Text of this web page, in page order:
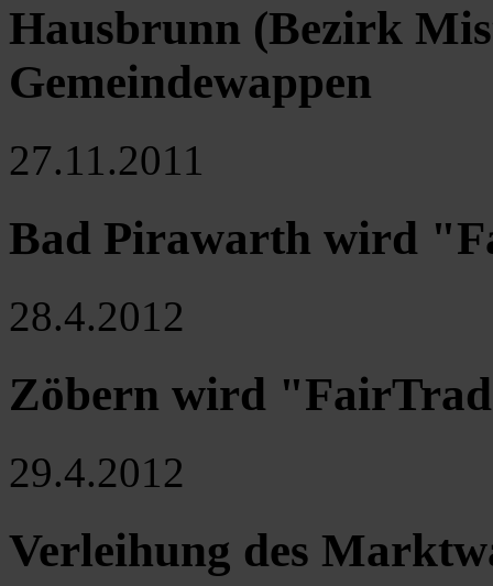
Hausbrunn (Bezirk
Gemeindewappen
27.11.2011
Bad Pirawarth wird
28.4.2012
Zöbern wird
29.4.2012
Verleihung des